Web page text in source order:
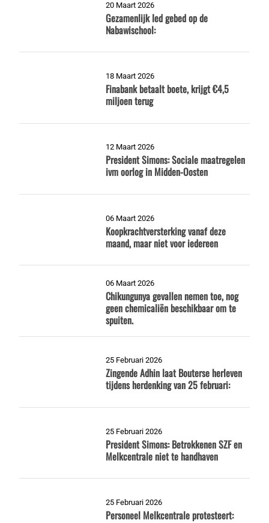
20 Maart 2026
Gezamenlijk Ied gebed op de
Nabawischool:
18 Maart 2026
Finabank betaalt boete, krijgt €4,5
miljoen terug
12 Maart 2026
President Simons: Sociale maatregelen
ivm oorlog in Midden-Oosten
06 Maart 2026
Koopkrachtversterking vanaf deze
maand, maar niet voor iedereen
06 Maart 2026
Chikungunya gevallen nemen toe, nog
geen chemicaliën beschikbaar om te
spuiten.
25 Februari 2026
Zingende Adhin laat Bouterse herleven
tijdens herdenking van 25 februari:
25 Februari 2026
President Simons: Betrokkenen SZF en
Melkcentrale niet te handhaven
25 Februari 2026
Personeel Melkcentrale protesteert: